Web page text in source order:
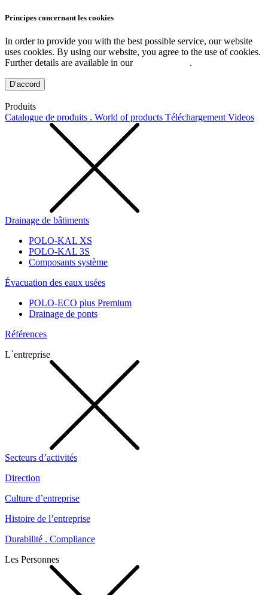
Principes concernant les cookies
In order to provide you with the best possible service, our website
uses cookies. By using our website, you agree to the use of cookies.
Further details are available in our
.
D’accord
Produits
Catalogue de produits . World of products Téléchargement Videos
Drainage de bâtiments
POLO-KAL XS
POLO-KAL 3S
Composants système
Évacuation des eaux usées
POLO-ECO plus Premium
Drainage de ponts
Références
L`entreprise
Secteurs d’activités
Direction
Culture d’entreprise
Histoire de l’entreprise
Durabilité . Compliance
Les Personnes